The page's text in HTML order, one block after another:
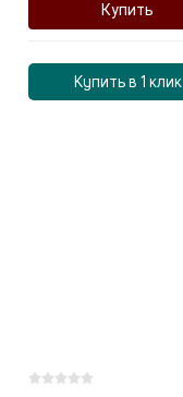
Купить
Купить в 1 клик